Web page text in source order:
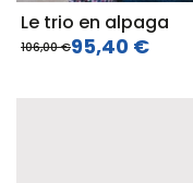
Le trio en alpaga
106,00 €95,40 €